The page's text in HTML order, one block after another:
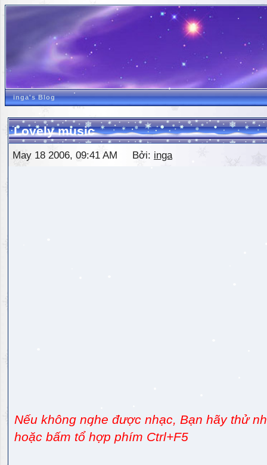
inga's Blog
Lovely music
May 18 2006, 09:41 AM Bởi: inga
Nếu không nghe được nhạc, Bạn hãy thử
hoặc bấm tổ hợp phím Ctrl+F5